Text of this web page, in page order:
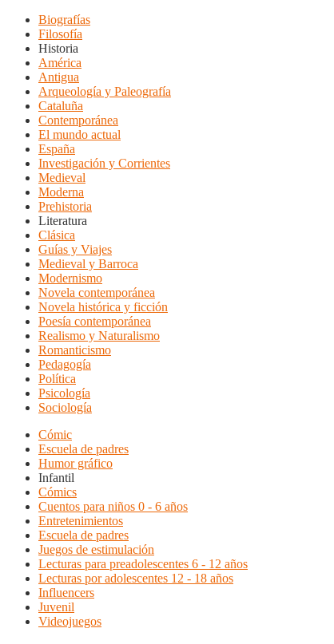
Biografías
Filosofía
Historia
América
Antigua
Arqueología y Paleografía
Cataluña
Contemporánea
El mundo actual
España
Investigación y Corrientes
Medieval
Moderna
Prehistoria
Literatura
Clásica
Guías y Viajes
Medieval y Barroca
Modernismo
Novela contemporánea
Novela histórica y ficción
Poesía contemporánea
Realismo y Naturalismo
Romanticismo
Pedagogía
Política
Psicología
Sociología
Cómic
Escuela de padres
Humor gráfico
Infantil
Cómics
Cuentos para niños 0 - 6 años
Entretenimientos
Escuela de padres
Juegos de estimulación
Lecturas para preadolescentes 6 - 12 años
Lecturas por adolescentes 12 - 18 años
Influencers
Juvenil
Videojuegos